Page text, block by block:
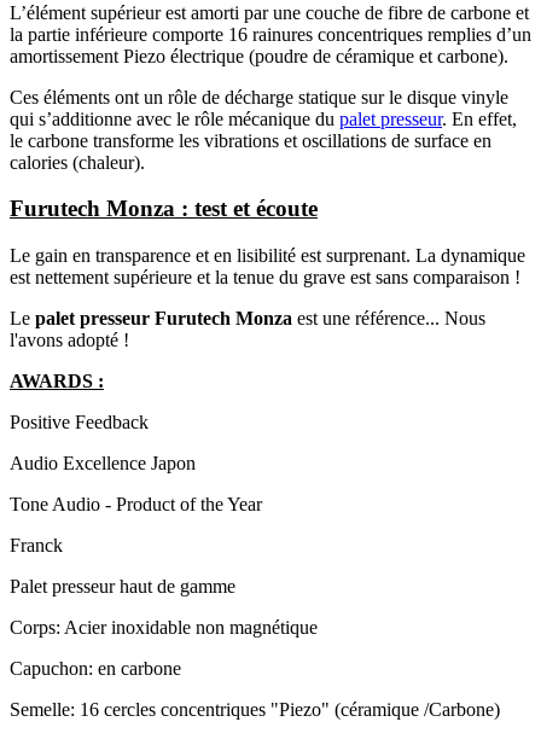
L’élément supérieur est amorti par une couche de fibre de carbone et
la partie inférieure comporte 16 rainures concentriques remplies d’un
amortissement Piezo électrique (poudre de céramique et carbone).
Ces éléments ont un rôle de décharge statique sur le disque vinyle
qui s’additionne avec le rôle mécanique du palet presseur. En effet,
le carbone transforme les vibrations et oscillations de surface en
calories (chaleur).
Furutech Monza : test et écoute
Le gain en transparence et en lisibilité est surprenant. La dynamique
est nettement supérieure et la tenue du grave est sans comparaison !
Le palet presseur Furutech Monza est une référence... Nous
l'avons adopté !
AWARDS :
Positive Feedback
Audio Excellence Japon
Tone Audio - Product of the Year
Franck
Palet presseur haut de gamme
Corps: Acier inoxidable non magnétique
Capuchon: en carbone
Semelle: 16 cercles concentriques "Piezo" (céramique /Carbone)